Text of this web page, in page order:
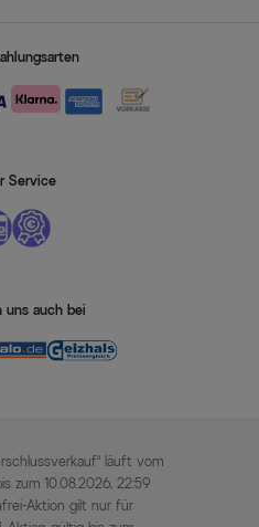
Service
uns auch bei
läuft vom
zum 10.08.2026, 22:59
Aktion gilt nur für